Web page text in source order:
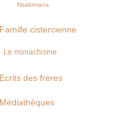
Nsabimana
Famille cistercienne
Le monachisme
Ecrits des frères
Médiathèques